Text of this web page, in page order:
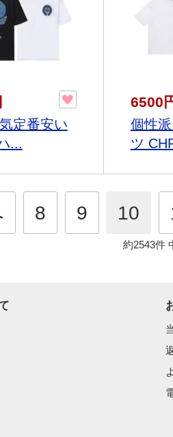
定番安い
...
6500
個性
ツ
8 9 10
約2543件